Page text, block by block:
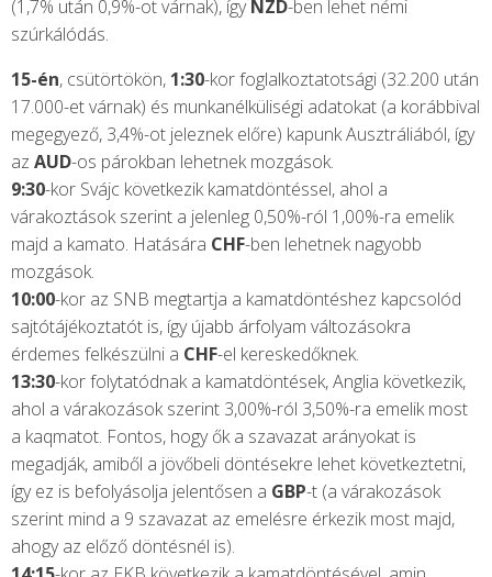
(1,7% után 0,9%-ot várnak), ígyNZD-ben lehet némi
szúrkálódás.
15-én, csütörtökön, 1:30-kor foglalkoztatotsági (32.200 után
17.000-et várnak) és munkanélküliségi adatokat (a korábbival
megegyező, 3,4%-ot jeleznek előre) kapunk Ausztráliából, így
az AUD-os párokban lehetnek mozgások.
9:30-kor Svájc következik kamatdöntéssel, ahol a
várakoztások szerint a jelenleg 0,50%-ról 1,00%-ra emelik
majd a kamato. Hatására CHF-ben lehetnek nagyobb
mozgások.
10:00-kor az SNB megtartja a kamatdöntéshez kapcsolód
sajtótájékoztatót is, így újabb árfolyam változásokra
érdemes felkészülni a CHF-el kereskedőknek.
13:30-kor folytatódnak a kamatdöntések, Anglia következik,
ahol a várakozások szerint 3,00%-ról 3,50%-ra emelik most
a kaqmatot. Fontos, hogy ők a szavazat arányokat is
megadják, amiből a jövőbeli döntésekre lehet következtetni,
így ez is befolyásolja jelentősen a GBP-t (a várakozások
szerint mind a 9 szavazat az emelésre érkezik most majd,
ahogy az előző döntésnél is).